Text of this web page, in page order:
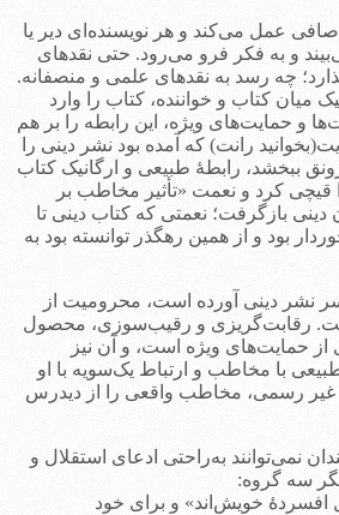
صافی عمل می‌کند و هر نویسنده‌ای دیر یا
و به فکر فرو می‌رود. حتی نقدهای
چه رسد به نقدهای علمی و منصفانه.
میان کتاب و خواننده، کتاب را وارد
و حمایت‌های ویژه، این رابطه را بر هم
رانت) که آمده بود نشر دینی را
رونق ببخشد، رابطۀ طبیعی و ارگانیک کتاب
کرد و نعمت «تأثیر مخاطب بر
دینی بازگرفت؛ نعمتی که کتاب دینی تا
بود و از همین رهگذر توانسته بود به
نشر دینی آورده است، محرومیت از
رقابت‌گریزی و رقیب‌سوزی، محصول
حمایت‌های ویژه است، و آن نیز
با مخاطب و ارتباط یک‌سویه با او
غیر رسمی، مخاطب واقعی را از دیدرس
نمی‌توانند به‌راحتی ادعای استقلال و
سه گروه:
افسردۀ خویش‌اند» و برای خود